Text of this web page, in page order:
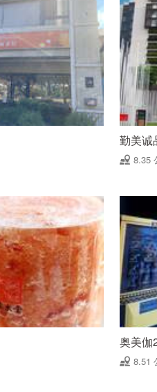
勤美诚
8.35
奥美伽
8.51